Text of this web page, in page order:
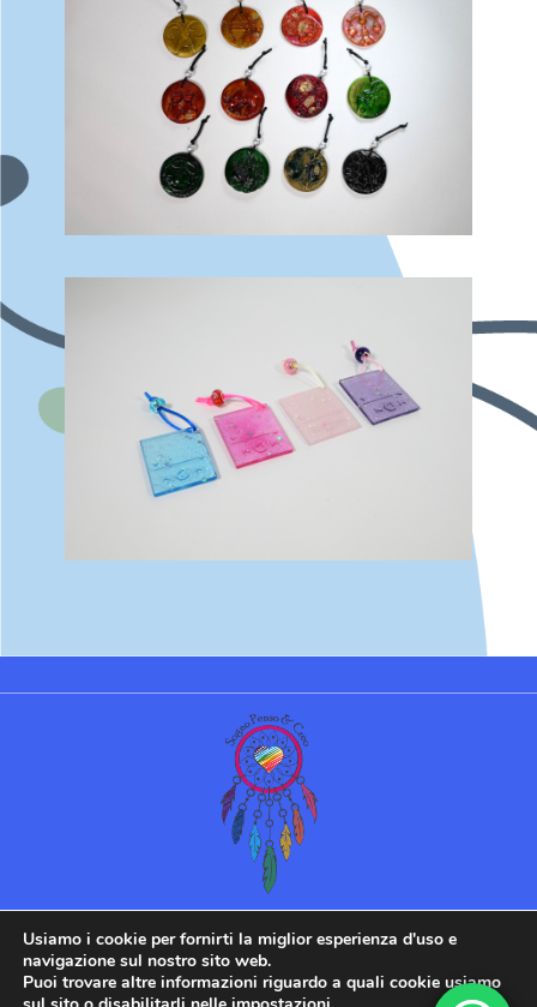
©Sogno Penso & Creo 2022 |
Powered byIamPassionWeb
Usiamo i cookie per fornirti la miglior esperienza d'uso e
navigazione sul nostro sito web.
Puoi trovare altre informazioni riguardo a quali cookie usiamo